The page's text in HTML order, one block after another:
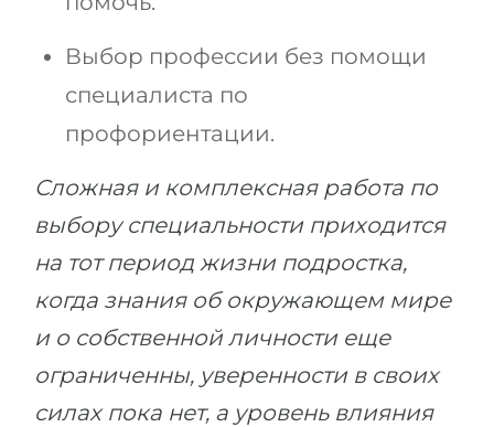
Выбор профессии без помощи
специалиста по
профориентации.
Сложная и комплексная работа по
выбору специальности приходится
на тот период жизни подростка,
когда знания об окружающем мире
и о собственной личности еще
ограниченны, уверенности в своих
силах пока нет, а уровень влияния